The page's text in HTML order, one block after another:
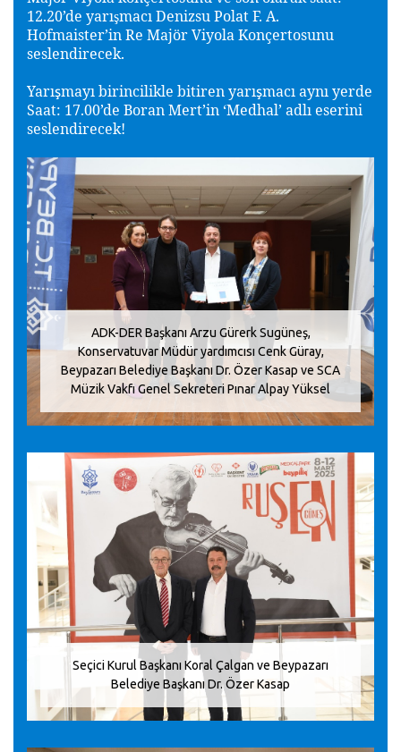
12.20’de yarışmacı Denizsu Polat F. A.
Hofmaister’in Re Majör Viyola Konçertosunu
seslendirecek.
Yarışmayı birincilikle bitiren yarışmacı aynı yerde
Saat: 17.00’de Boran Mert’in ‘Medhal’ adlı eserini
seslendirecek!
ADK-DER Başkanı Arzu Gürerk Sugüneş,
Konservatuvar Müdür yardımcısı Cenk Güray,
Beypazarı Belediye Başkanı Dr. Özer Kasap ve SCA
Müzik Vakfı Genel Sekreteri Pınar Alpay Yüksel
Seçici Kurul Başkanı Koral Çalgan ve Beypazarı
Belediye Başkanı Dr. Özer Kasap